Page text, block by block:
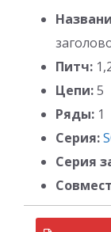
Питч:
Цепи:5
Ряды: 1
Серия:
Серия